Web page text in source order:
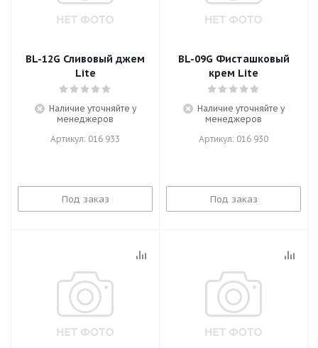
BL-12G Сливовый джем
Lite
Наличие уточняйте у
менеджеров
Артикул: 016 933
Под заказ
BL-09G Фисташковый
крем Lite
Наличие уточняйте у
менеджеров
Артикул: 016 930
Под заказ